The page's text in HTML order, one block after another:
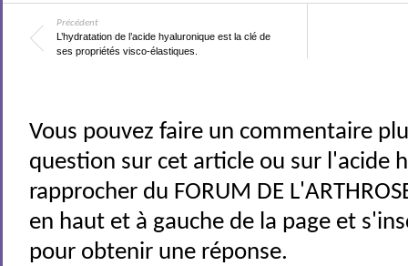
Précédent
L’hydratation de l’acide hyaluronique est la clé de
ses propriétés visco-élastiques.
Vous pouvez faire un commentaire
question sur cet article ou sur l'acide
rapprocher du FORUM DE
en haut et à gauche de la page et
pour obtenir une réponse.